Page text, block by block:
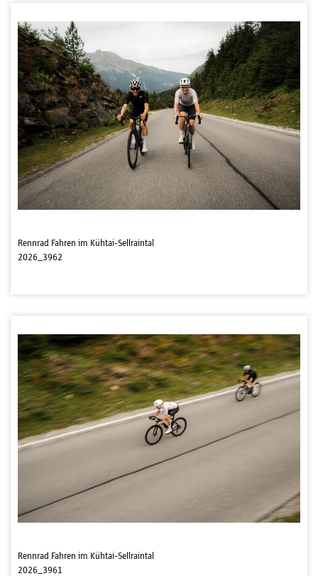
Rennrad Fahren im Kühtai-Sellraintal
2026_3962
Rennrad Fahren im Kühtai-Sellraintal
2026_3961